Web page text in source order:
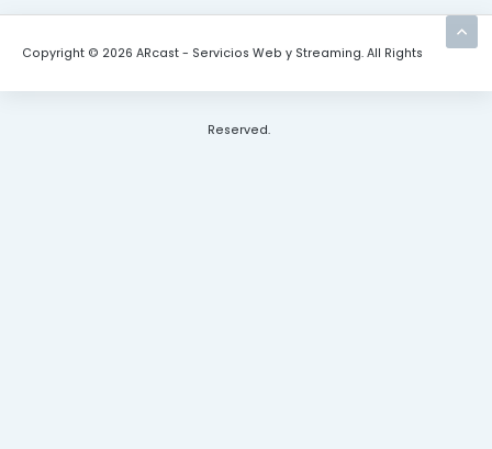
Copyright © 2026 ARcast - Servicios Web y Streaming. All Rights
Reserved.